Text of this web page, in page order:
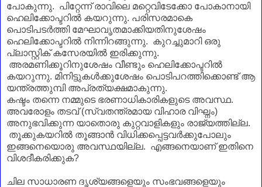
പോകുന്നു. പിറ്റേന്ന് രാവിലെ മറ്റെവിടേക്കോ പോകാനായി
ഹെലിക്കോപ്ടറിൽ കയറുന്നു. പരിസരമാകെ
പൊടിപടർത്തി മേഘാവൃതമാക്കിയതിനുശേഷം
ഹെലിക്കോപ്ടറിൽ നിന്നിറങ്ങുന്നു. കുറച്ചുമാറി ഒരു
പ്ലാസ്റ്റിക് കസേരയിൽ ഇരിക്കുന്നു.
അരമണിക്കൂറിനുശേഷം വീണ്ടും ഹെലിക്കോപ്ടറിൽ
കയറുന്നു. മിനിട്ടുകൾക്കുശേഷം പൊടിപറത്തിക്കൊണ്ട് ആ
യന്ത്രത്തുമ്പി അപ്രത്യക്ഷമാകുന്നു.
കഷ്ടം തന്നെ നമ്മുടെ ഭരണാധികാരികളുടെ അവസ്ഥ.
അവരോളം തടവ് (സ്വതന്ത്രമായ വിഹാര വിഘ്നം)
അനുഭവിക്കുന്ന യാതൊരു കുറ്റവാളികളും രാജ്യത്തില്ല.
തൂക്കുകയറിൽ തൂങ്ങാൻ വിധിക്കപ്പെട്ടവർക്കുപോലും
ഇങ്ങനെയൊരു അവസ്ഥയില്ല. എങ്ങനെയാണ്‌ ഇതിനെ
വിശദീകരിക്കുക?
ചില സാധാരണ ദൃശ്യങ്ങളെയും സംഭവങ്ങളെയും